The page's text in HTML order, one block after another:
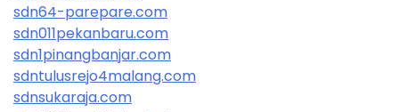
sdn64-parepare.com
sdn011pekanbaru.com
sdn1pinangbanjar.com
sdntulusrejo4malang.com
sdnsukaraja.com